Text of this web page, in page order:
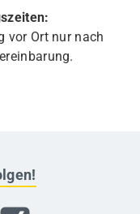
vor Ort nur nach